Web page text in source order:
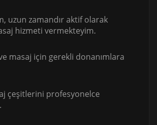
uzun zamandır aktif olarak
hizmeti vermekteyim.
masaj için gerekli donanımlara
çeşitlerini profesyonelce